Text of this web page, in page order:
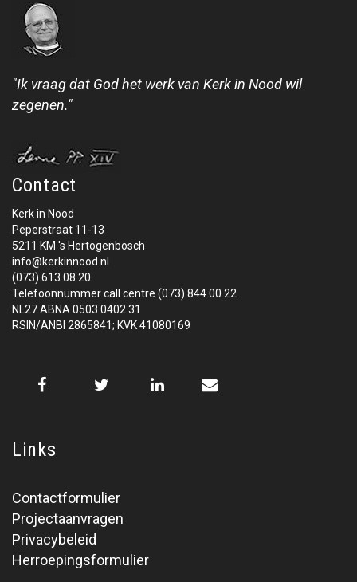
"Ik vraag dat God het werk van Kerk in Nood wil
zegenen."
Contact
Kerk in Nood
Peperstraat 11-13
5211 KM 's Hertogenbosch
info@kerkinnood.nl
(073) 613 08 20
Telefoonnummer call centre (073) 844 00 22
NL27 ABNA 0503 0402 31
RSIN/ANBI 2865841; KVK 41080169
Links
Contactformulier
Projectaanvragen
Privacybeleid
Herroepingsformulier